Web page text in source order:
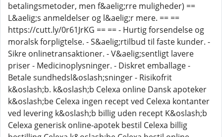
betalingsmetoder, men f&aelig;rre muligheder) ==
L&aelig;s anmeldelser og l&aelig;r mere. == ==
https://cutt.ly/0r61JrKG == == - Hurtig forsendelse og
moralsk forpligtelse. - S&aelig;rtilbud til faste kunder. -
Sikre onlinetransaktioner. - V&aelig;sentligt lavere
priser - Medicinoplysninger. - Diskret emballage -
Betale sundhedsl&oslash;sninger - Risikofrit
k&oslash;b. k&oslash;b Celexa online Dansk apoteker
k&oslash;be Celexa ingen recept ved Celexa kontanter
ved levering k&oslash;b billig uden recept K&oslash;b
Celexa generisk online-apotek bestil Celexa billig